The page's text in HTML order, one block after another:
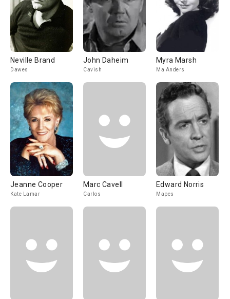
Neville Brand
Dawes
John Daheim
Cavish
Myra Marsh
Ma Anders
Jeanne Cooper
Kate Lamar
Marc Cavell
Carlos
Edward Norris
Mapes